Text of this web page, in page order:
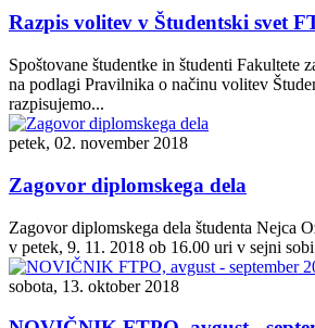
Razpis volitev v Študentski svet
Spoštovane študentke in študenti Fakultete
na podlagi Pravilnika o načinu volitev
razpisujemo...
petek, 02. november 2018
Zagovor diplomskega dela
Zagovor diplomskega dela študenta Nejca
v petek, 9. 11. 2018 ob 16.00 uri v sejni
sobota, 13. oktober 2018